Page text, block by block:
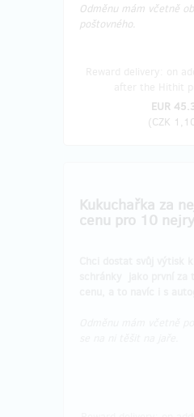
Odměnu mám včetně
poštovného.
EUR
(CZK
Kukuchařka za
cenu pro 10